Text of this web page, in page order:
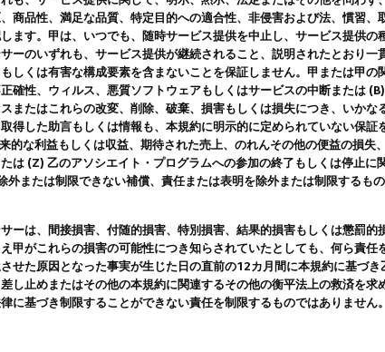
商品性、満足な品質、特定目的への適合性、非侵害および法、慣習、
ます。甲は、いつでも、随時サービス提供を中止し、サービス提供の
ーのいずれも、サービス提供が継続されること、説明されたとおり
しくは有害な構成要素を含まないことを保証しません。甲または甲
確性、ウィルス、悪質ソフトウェアもしくはサービスの中断または
またはこれらの改変、削除、破棄、損害もしくは損失につき、いか
得した助言もしくは情報も、本規約に明示的に定められていない保
的な利益もしくは収益、期待された売上、のれんその他の便益の損
は (Z) 乙のアソシエイト・プログラムへの参加の終了もしくは停止
または制限できない補償、責任または表明を除外または制限するもの
ーは、間接損害、付随的損害、特別損害、結果的損害もしくは懲罰的
甲がこれらの損害の可能性につき知らされていたとしても、何ら責
せた原因となった事実が生じた日の直前の12カ月間に本規約に基づ
し止めまたはその他の本規約に関連するその他の衡平法上の救済を
に基づき制限することができない責任を制限するものではありません。